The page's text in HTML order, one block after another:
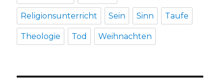
Religionsunterricht Sein Sinn Taufe
Theologie Tod Weihnachten